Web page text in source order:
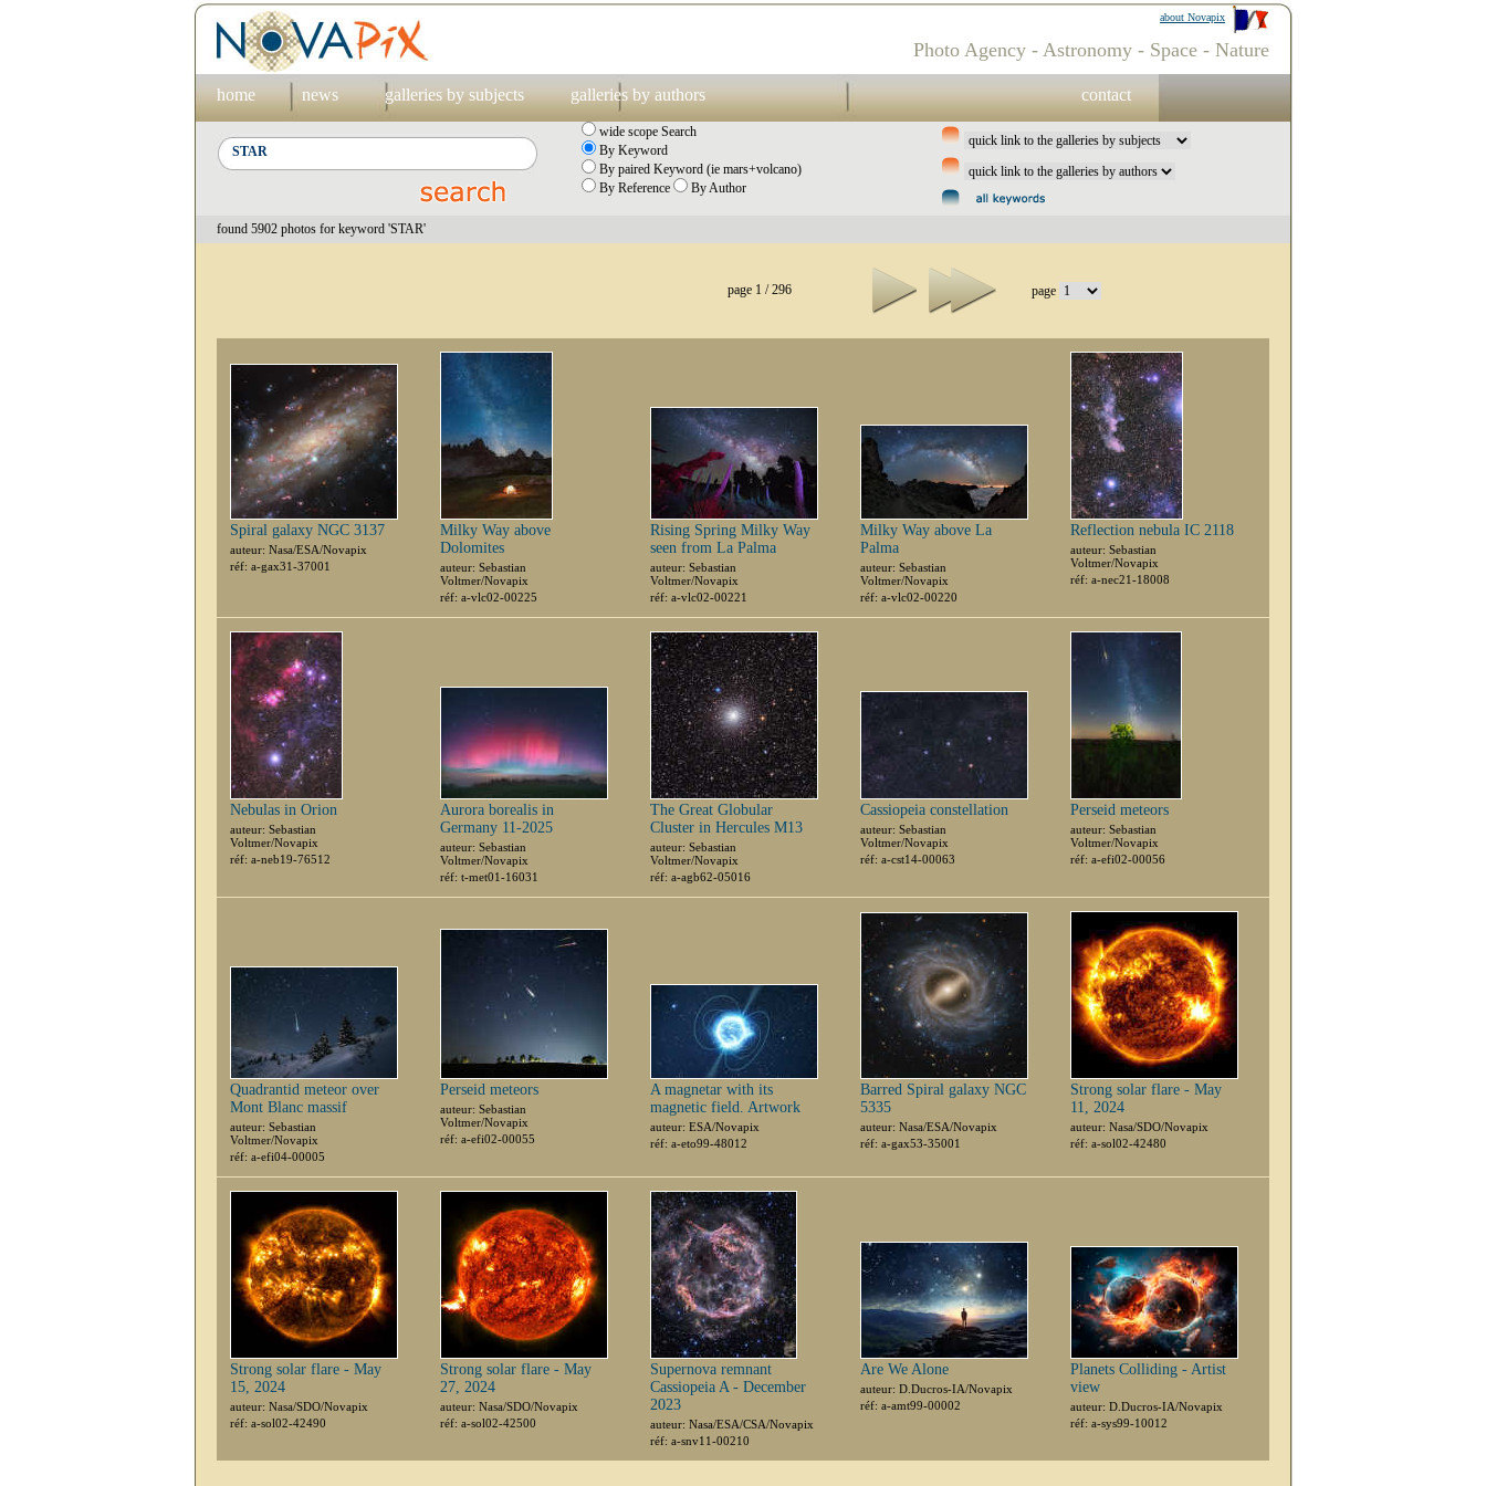
about Novapix
Photo Agency - Astronomy - Space - Nature
home news galleries by subjects galleries by authors contact
wide scope Search
By Keyword
By paired Keyword (ie mars+volcano)
By Reference
By Author
found 5902 photos for keyword 'STAR'
page 1 / 296 page
Spiral galaxy NGC 3137
auteur: Nasa/ESA/Novapix
réf: a-gax31-37001
Milky Way above
Dolomites
auteur: Sebastian
Voltmer/Novapix
réf: a-vlc02-00225
Rising Spring Milky Way
seen from La Palma
auteur: Sebastian
Voltmer/Novapix
réf: a-vlc02-00221
Milky Way above La
Palma
auteur: Sebastian
Voltmer/Novapix
réf: a-vlc02-00220
Reflection nebula IC 2118
auteur: Sebastian
Voltmer/Novapix
réf: a-nec21-18008
Nebulas in Orion
auteur: Sebastian
Voltmer/Novapix
réf: a-neb19-76512
Aurora borealis in
Germany 11-2025
auteur: Sebastian
Voltmer/Novapix
réf: t-met01-16031
The Great Globular
Cluster in Hercules M13
auteur: Sebastian
Voltmer/Novapix
réf: a-agb62-05016
Cassiopeia constellation
auteur: Sebastian
Voltmer/Novapix
réf: a-cst14-00063
Perseid meteors
auteur: Sebastian
Voltmer/Novapix
réf: a-efi02-00056
Quadrantid meteor over
Mont Blanc massif
auteur: Sebastian
Voltmer/Novapix
réf: a-efi04-00005
Perseid meteors
auteur: Sebastian
Voltmer/Novapix
réf: a-efi02-00055
A magnetar with its
magnetic field. Artwork
auteur: ESA/Novapix
réf: a-eto99-48012
Barred Spiral galaxy NGC
5335
auteur: Nasa/ESA/Novapix
réf: a-gax53-35001
Strong solar flare - May
11, 2024
auteur: Nasa/SDO/Novapix
réf: a-sol02-42480
Strong solar flare - May
15, 2024
auteur: Nasa/SDO/Novapix
réf: a-sol02-42490
Strong solar flare - May
27, 2024
auteur: Nasa/SDO/Novapix
réf: a-sol02-42500
Supernova remnant
Cassiopeia A - December
2023
auteur: Nasa/ESA/CSA/Novapix
réf: a-snv11-00210
Are We Alone
auteur: D.Ducros-IA/Novapix
réf: a-amt99-00002
Planets Colliding - Artist
view
auteur: D.Ducros-IA/Novapix
réf: a-sys99-10012